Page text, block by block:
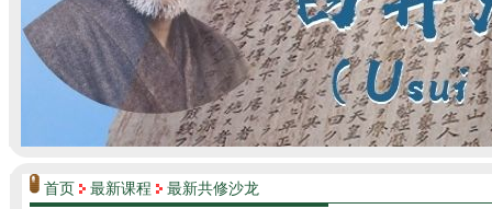
首页 最新课程 最新共修沙龙